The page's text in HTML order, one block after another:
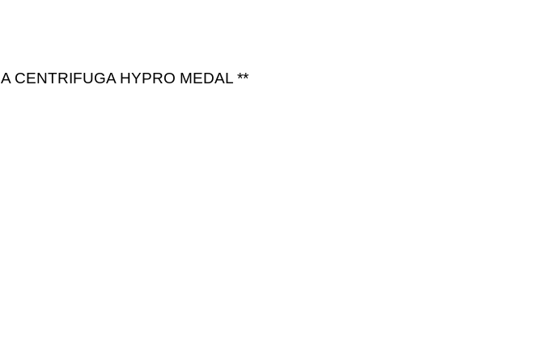
CENTRIFUGA HYPRO MEDAL **